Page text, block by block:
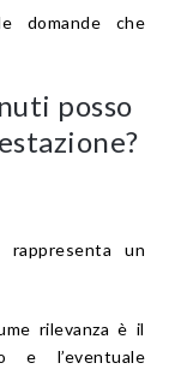
domande che
posso
un
rilevanza è il
e l’eventuale